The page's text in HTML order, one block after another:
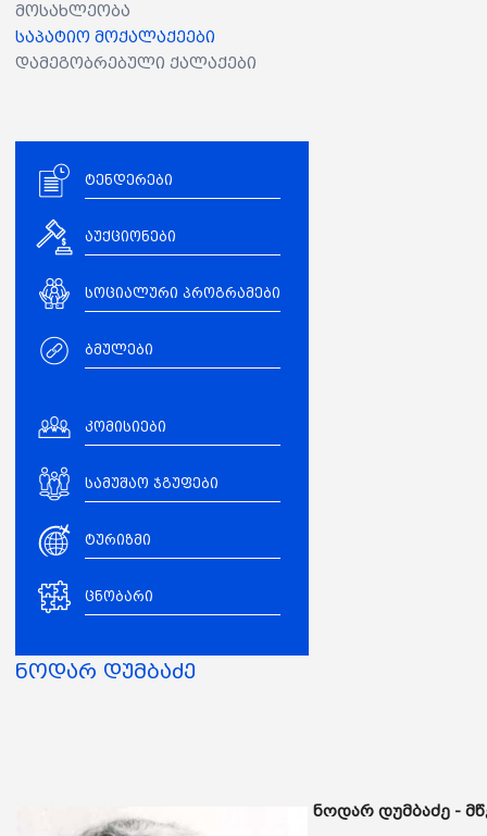
მოსახლეობა
საპატიო მოქალაქეები
დამეგობრებული ქალაქები
ტენდერები
აუქციონები
სოციალური პროგრამები
ბმულები
კომისიები
სამუშაო ჯგუფები
ტურიზმი
ცნობარი
ნოდარ დუმბაძე
ნოდარ დუმბაძე -